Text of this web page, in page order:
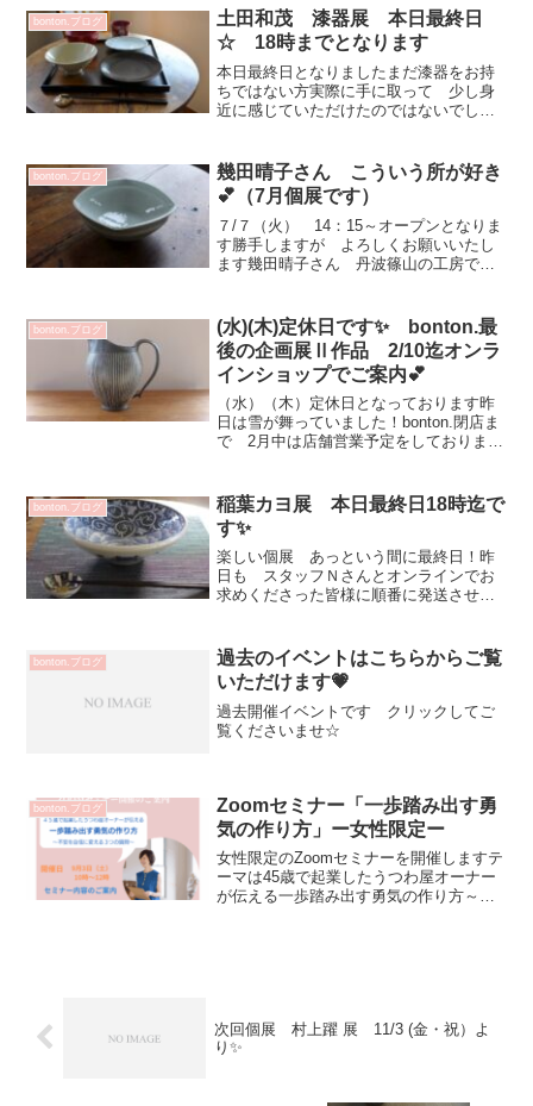
bonton.ブログ
土田和茂 漆器展 本日最終日
☆ 18時までとなります
本日最終日となりましたまだ漆器をお持
ちではない方実際に手に取って 少し身
近に感じていただけたのではないでしょ
いです！オンラインショップはこちらか
ら☆土田和茂 漆器 展...
bonton.ブログ
幾田晴子さん こういう所が好き
💕（7月個展です）
７/７（火） 14：15～オープンとなりま
す勝手しますが よろしくお願いいたし
ます幾田晴子さん 丹波篠山の工房で作
作品を作ってられます細かい所の処理が
丁寧 手を抜かない...
bonton.ブログ
(水)(木)定休日です✨ bonton.最
後の企画展Ⅱ作品 2/10迄オンラ
インショップでご案内💕
（水）（木）定休日となっております昨
日は雪が舞っていました！bonton.閉店ま
で 2月中は店舗営業予定をしております
らから増渕篤宥 ピッチャー（トクサ）
－27 297...
bonton.ブログ
稲葉カヨ展 本日最終日18時迄で
す✨
楽しい個展 あっという間に最終日！昨
日も スタッフＮさんとオンラインでお
求めくださった皆様に順番に発送させて
にお待ちくださいませ♡本日も頑張りま
す(^^)vご来店くださ...
bonton.ブログ
過去のイベントはこちらからご覧
いただけます💗
過去開催イベントです クリックしてご
覧くださいませ☆
bonton.ブログ
Zoomセミナー「一歩踏み出す勇
気の作り方」ー女性限定ー
女性限定のZoomセミナーを開催しますテ
ーマは45歳で起業したうつわ屋オーナー
が伝える一歩踏み出す勇気の作り方～不
次回個展 村上躍 展 11/3 (金・祝）よ
り✨